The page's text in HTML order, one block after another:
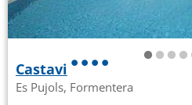
Castavi
Es Pujols, Formentera